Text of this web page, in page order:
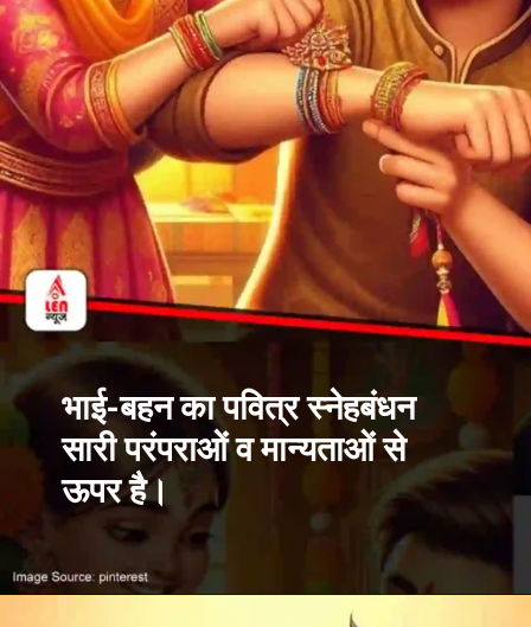
भाई-बहन का पवित्र स्नेहबंधन
सारी परंपराओं व मान्यताओं से
ऊपर है।